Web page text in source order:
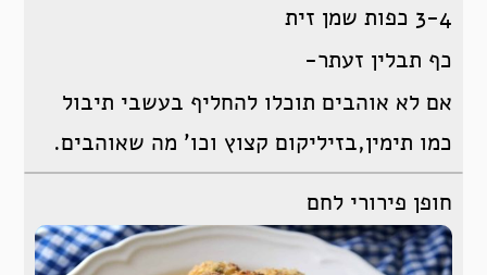
3-4 כפות שמן זית
כף תבלין זעתר-
אם לא אוהבים תוכלו להחליף בעשבי תיבול
כמו תימין,בזיליקום קצוץ וכו’ מה שאוהבים.
חופן פירורי לחם